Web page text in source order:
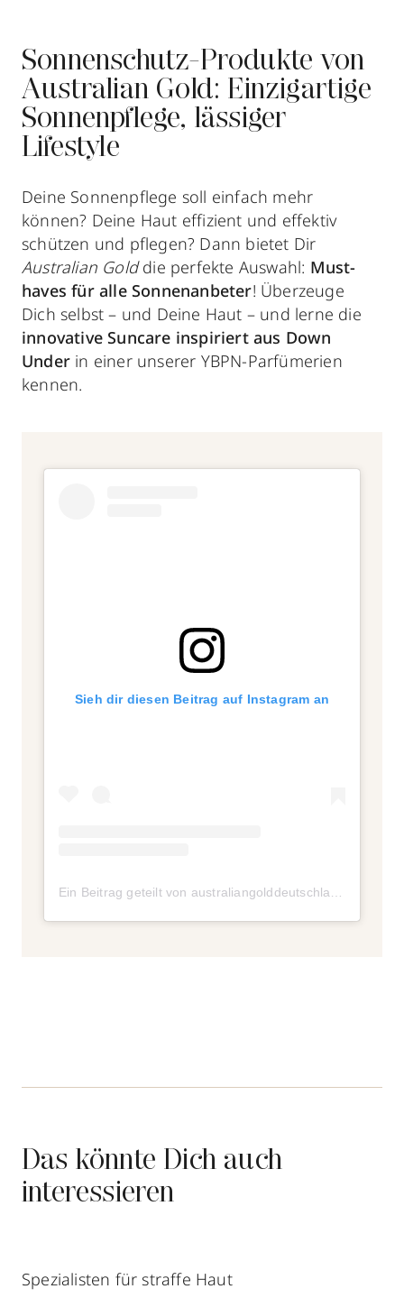
Sonnenschutz-Produkte von
Australian Gold: Einzigartige
Sonnenpflege, lässiger
Lifestyle
Deine Sonnenpflege soll einfach mehr
können? Deine Haut effizient und effektiv
schützen und pflegen? Dann bietet Dir
Australian Golddie perfekte Auswahl: Must-
haves für alle Sonnenanbeter! Überzeuge
Dich selbst – und Deine Haut – und lerne die
innovative Suncare inspiriert aus Down
Under in einer unserer YBPN-Parfümerien
kennen.
Sieh dir diesen Beitrag auf Instagram an
Ein Beitrag geteilt von australiangolddeutschland (@australiangolddeutschland)
Das könnte Dich auch
interessieren
Spezialisten für straffe Haut